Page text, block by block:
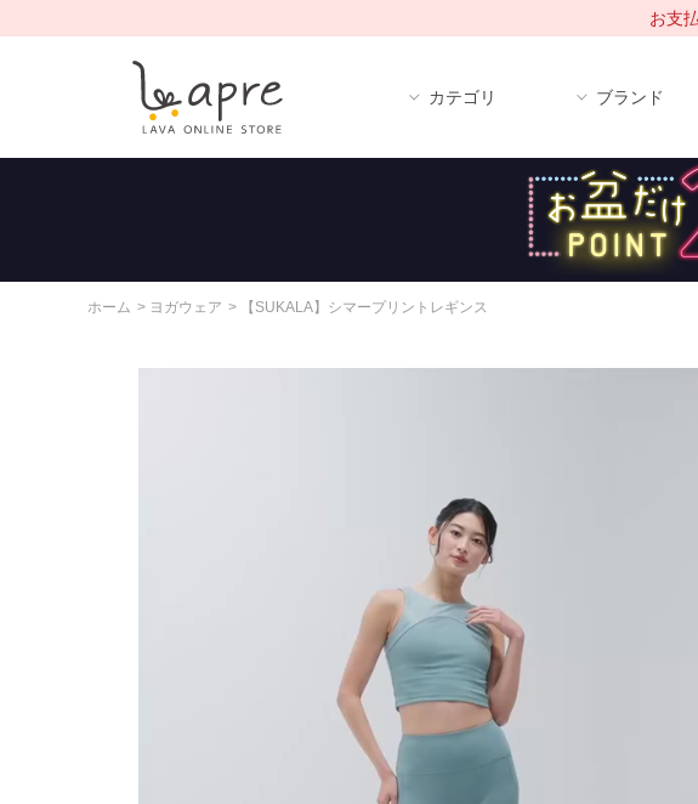
お支
カテゴリ ブランド
ホーム > ヨガウェア > 【SUKALA】シマープリントレギンス